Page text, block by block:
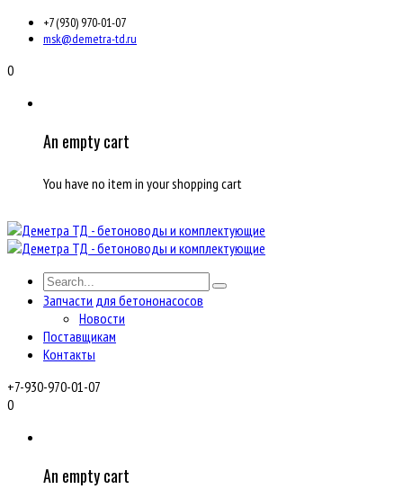
+7 (930) 970-01-07
msk@demetra-td.ru
0
An empty cart
You have no item in your shopping cart
Запчасти для бетононасосов
Новости
Поставщикам
Контакты
+7-930-970-01-07
0
An empty cart